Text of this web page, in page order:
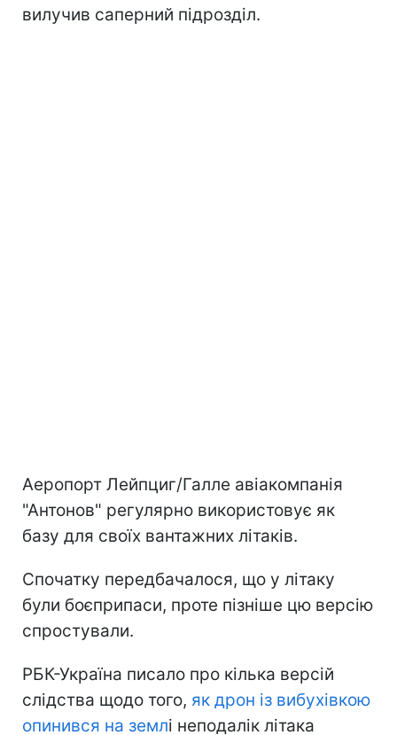
вилучив саперний підрозділ.
Аеропорт Лейпциг/Галле авіакомпанія
"Антонов" регулярно використовує як
базу для своїх вантажних літаків.
Спочатку передбачалося, що у літаку
були боєприпаси, проте пізніше цю версію
спростували.
РБК-Україна писало про кілька версій
слідства щодо того, як дрон із вибухівкою
опинився на землі неподалік літака